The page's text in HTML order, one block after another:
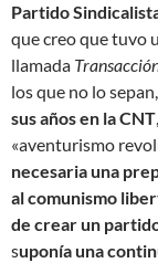
Partido
que creo que tuvo
llamada
los que no lo
sus años en la CNT
«aventurismo
necesaria una
al comunismo
de crear un
suponía una